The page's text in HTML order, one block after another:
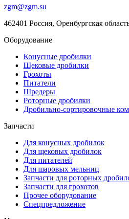
zgm@zgm.su
462401 Россия, Оренбургская
Оборудование
Конусные дробилки
Щековые дробилки
Грохоты
Питатели
Шредеры
Роторные дробилки
Дробильно-сортировочные
Запчасти
Для конусных дробилок
Для щековых дробилок
Для питателей
Для шаровых мельниц
Запчасти для роторных
Запчасти для грохотов
Прочее оборудование
Спецпредложение